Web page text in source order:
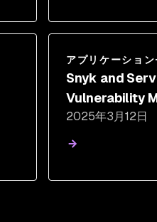
アプリケーショ
Snyk and
Vulnerability
ServiceNow
2025年3月12日